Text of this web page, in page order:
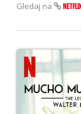
Gledaj na